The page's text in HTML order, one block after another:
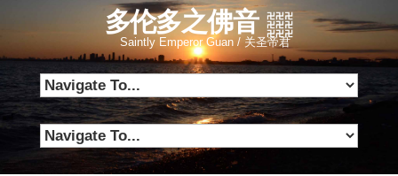
多伦多之佛音
Saintly Emperor Guan / 关圣帝君